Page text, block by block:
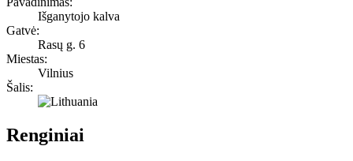
Išganytojo kalva
Gatvė:
Rasų g. 6
Miestas:
Vilnius
Šalis:
Renginiai